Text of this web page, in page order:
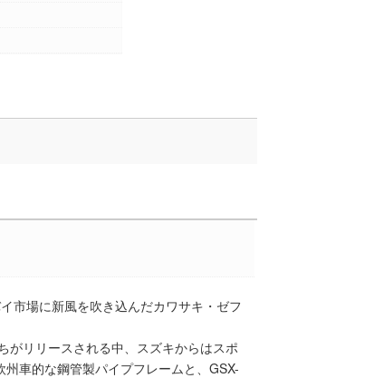
市場に新風を吹き込んだカワサキ・ゼフ
がリリースされる中、スズキからはスポ
車的な鋼管製パイプフレームと、GSX-